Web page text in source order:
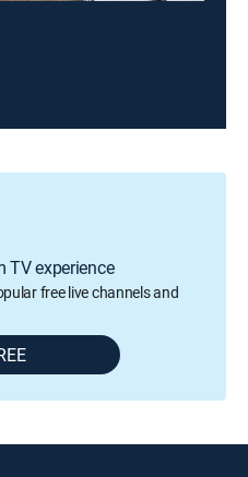
TV experience
free live channels and